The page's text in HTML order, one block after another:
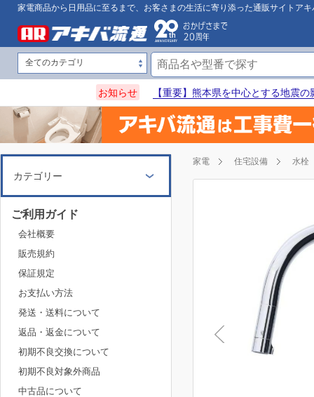
家電商品から日用品に至るまで、お客さまの生活に寄り添った通販サイトアキ
お知らせ 【重要】熊本県を中心とする地震
家電 住宅設備 水栓
カテゴリー
ご利用ガイド
会社概要
販売規約
保証規定
お支払い方法
発送・送料について
返品・返金について
初期不良交換について
初期不良対象外商品
中古品について